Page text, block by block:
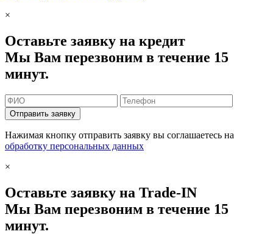
×
Оставьте заявку на кредит
Мы Вам перезвоним в течение 15
минут.
Отправить заявку
Нажимая кнопку отправить заявку вы соглашаетесь на
обработку персональных данных
×
Оставьте заявку на Trade-IN
Мы Вам перезвоним в течение 15
минут.